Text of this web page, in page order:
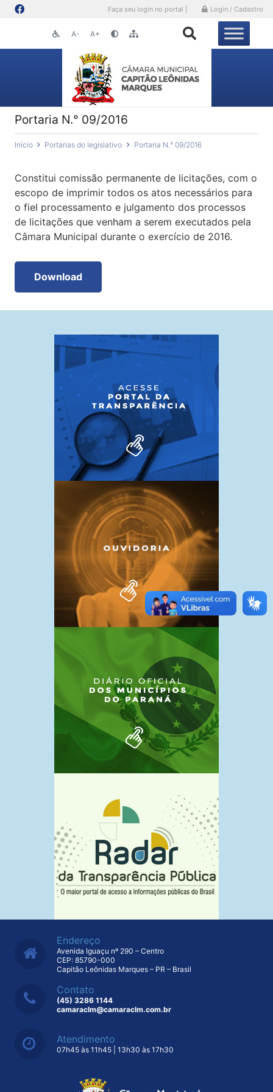
Faça seu login no portal | Login / Cadastro
A- A+
Portaria N.° 09/2016
Início Portarias do legislativo Portaria N.° 09/2016
Constitui comissão permanente de licitações, com o
escopo de imprimir todos os atos necessários para
o fiel processamento e julgamento dos processos
de licitações que venham a serem executados pela
Câmara Municipal durante o exercício de 2016.
Download
Endereço
Avenida Iguaçu nº 290 – Centro
CEP: 85790-000
Capitão Leônidas Marques – PR – Brasil
Contato
(45) 3286 1144
camaraclm@camaraclm.com.br
Atendimento
07h45 às 11h45 | 13h30 às 17h30